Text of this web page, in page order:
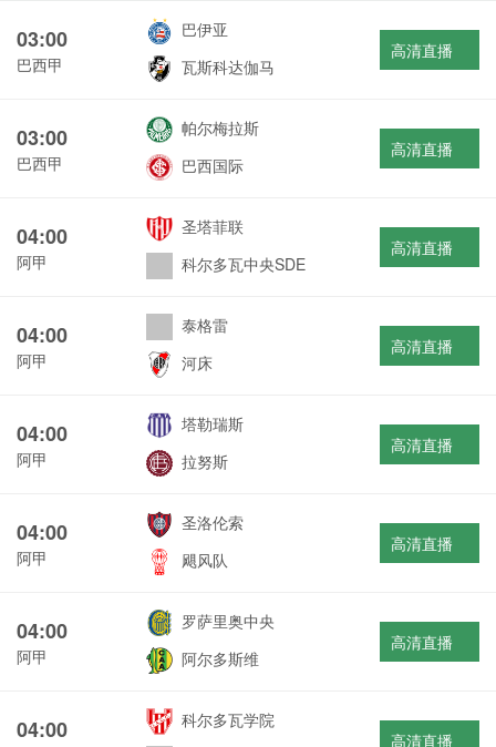
03:00
巴西甲
巴伊亚
瓦斯科达伽马
高清直播
03:00
巴西甲
帕尔梅拉斯
巴西国际
高清直播
04:00
阿甲
圣塔菲联
科尔多瓦中央SDE
高清直播
04:00
阿甲
泰格雷
河床
高清直播
04:00
阿甲
塔勒瑞斯
拉努斯
高清直播
04:00
阿甲
圣洛伦索
飓风队
高清直播
04:00
阿甲
罗萨里奥中央
阿尔多斯维
高清直播
04:00
科尔多瓦学院
高清直播